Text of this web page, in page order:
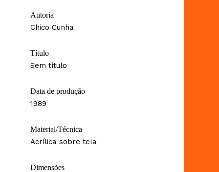
Autoria
Chico Cunha
Título
Sem título
Data de produção
1989
Material/Técnica
Acrílica sobre tela
Dimensões